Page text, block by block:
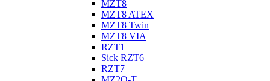
MZT8
MZT8 ATEX
MZT8 Twin
MZT8 VIA
RZT1
Sick RZT6
RZT7